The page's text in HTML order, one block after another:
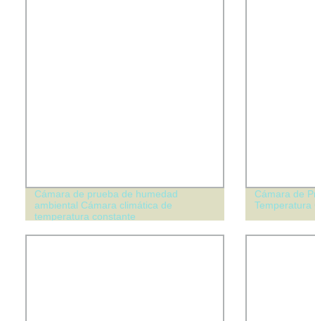
Cámara de prueba de humedad
ambiental Cámara climática de
temperatura constante
Cámara de
Temperatura